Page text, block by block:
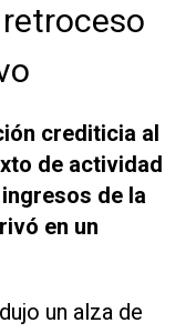
crediticia al
de actividad
de la
en un
un alza de